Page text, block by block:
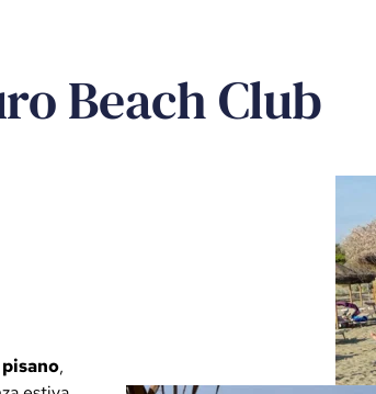
Beach Club
,